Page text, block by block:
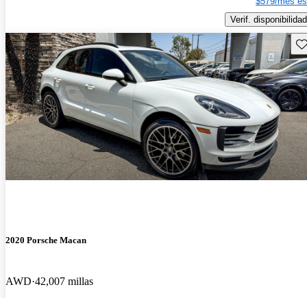
Verif. disponibilidad
2020 Porsche Macan
AWD 42,007 millas